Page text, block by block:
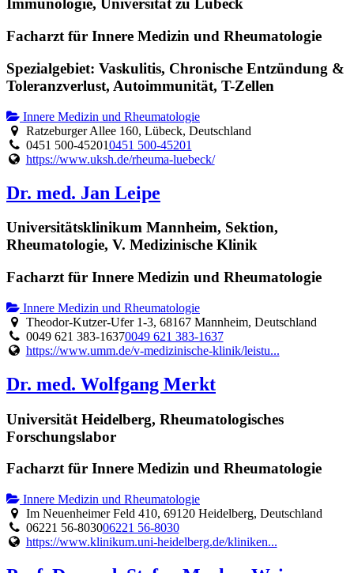
Immunologie, Universität zu Lübeck
Facharzt für Innere Medizin und Rheumatologie
Spezialgebiet: Vaskulitis, Chronische Entzündung &
Toleranzverlust, Autoimmunität, T-Zellen
Innere Medizin und Rheumatologie
Ratzeburger Allee 160, Lübeck, Deutschland
0451 500-452010451 500-45201
https://www.uksh.de/rheuma-luebeck/
Dr. med. Jan Leipe
Universitätsklinikum Mannheim, Sektion,
Rheumatologie, V. Medizinische Klinik
Facharzt für Innere Medizin und Rheumatologie
Innere Medizin und Rheumatologie
Theodor-Kutzer-Ufer 1-3, 68167 Mannheim, Deutschland
0049 621 383-16370049 621 383-1637
https://www.umm.de/v-medizinische-klinik/leistu...
Dr. med. Wolfgang Merkt
Universität Heidelberg, Rheumatologisches
Forschungslabor
Facharzt für Innere Medizin und Rheumatologie
Innere Medizin und Rheumatologie
Im Neuenheimer Feld 410, 69120 Heidelberg, Deutschland
06221 56-803006221 56-8030
https://www.klinikum.uni-heidelberg.de/kliniken...